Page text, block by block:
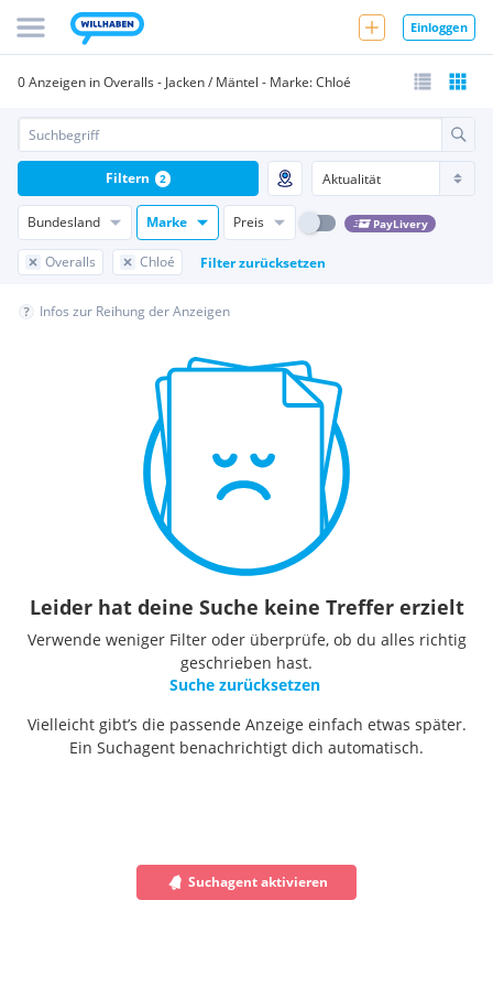
Einloggen
0 Anzeigen in Overalls - Jacken / Mäntel - Marke: Chloé
Bundesland Marke Preis PayLivery
Overalls Chloé Filter zurücksetzen
Filtern 2
Infos zur Reihung der Anzeigen
Leider hat deine Suche keine Treffer erzielt
Verwende weniger Filter oder überprüfe, ob du alles richtig
geschrieben hast.
Suche zurücksetzen
Vielleicht gibt’s die passende Anzeige einfach etwas später.
Ein Suchagent benachrichtigt dich automatisch.
Suchagent aktivieren